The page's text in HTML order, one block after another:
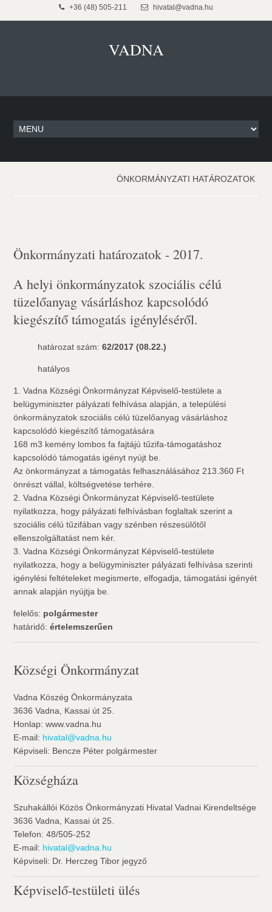
+36 (48) 505-211 hivatal@vadna.hu
VADNA
ÖNKORMÁNYZATI HATÁROZATOK
Önkormányzati határozatok - 2017.
A helyi önkormányzatok szociális célú
tüzelőanyag vásárláshoz kapcsolódó
kiegészítő támogatás igényléséről.
határozat szám:62/2017 (08.22.)
hatályos
1. Vadna Községi Önkormányzat Képviselő-testülete a
belügyminiszter pályázati felhívása alapján, a települési
önkormányzatok szociális célú tüzelőanyag vásárláshoz
kapcsolódó kiegészítő támogatására
168 m3 kemény lombos fa fajtájú tűzifa-támogatáshoz
kapcsolódó támogatás igényt nyújt be.
Az önkormányzat a támogatás felhasználásához 213.360 Ft
önrészt vállal, költségvetése terhére.
2. Vadna Községi Önkormányzat Képviselő-testülete
nyilatkozza, hogy pályázati felhívásban foglaltak szerint a
szociális célú tűzifában vagy szénben részesülőtől
ellenszolgáltatást nem kér.
3. Vadna Községi Önkormányzat Képviselő-testülete
nyilatkozza, hogy a belügyminiszter pályázati felhívása szerinti
igénylési feltételeket megismerte, elfogadja, támogatási igényét
annak alapján nyújtja be.
felelős: polgármester
határidő:értelemszerűen
Községi Önkormányzat
Vadna Köszég Önkormányzata
3636 Vadna, Kassai út 25.
Honlap: www.vadna.hu
E-mail: hivatal@vadna.hu
Képviseli: Bencze Péter polgármester
Községháza
Szuhakállói Közös Önkormányzati Hivatal Vadnai Kirendeltsége
3636 Vadna, Kassai út 25.
Telefon: 48/505-252
E-mail: hivatal@vadna.hu
Képviseli: Dr. Herczeg Tibor jegyző
Képviselő-testületi ülés